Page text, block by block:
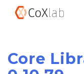
CoXlab
Connectivity of 'X'
Core